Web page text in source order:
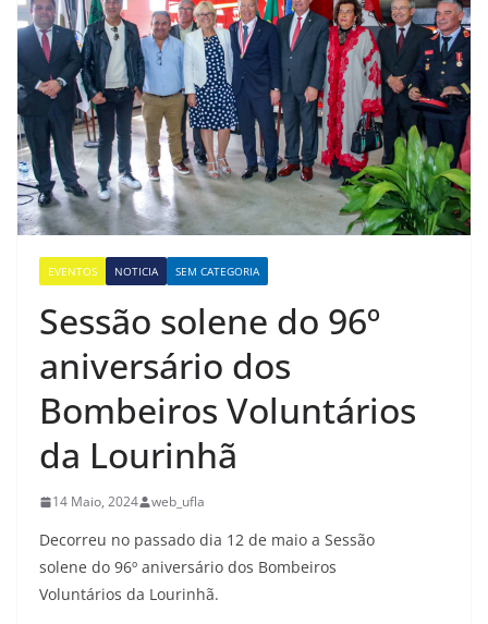
EVENTOS NOTICIA SEM CATEGORIA
Sessão solene do 96º
aniversário dos
Bombeiros Voluntários
da Lourinhã
14 Maio, 2024 web_ufla
Decorreu no passado dia 12 de maio a Sessão
solene do 96º aniversário dos Bombeiros
Voluntários da Lourinhã.